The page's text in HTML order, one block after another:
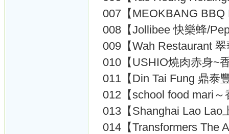
007【MEOKBANG
008【Jollibee 快樂蜂/
009【Wah Restaurant
010【USHIO燒肉赤身~
011【Din Tai Fung 鼎泰
012【school food mari
013【Shanghai Lao Lao
014【Transformers The